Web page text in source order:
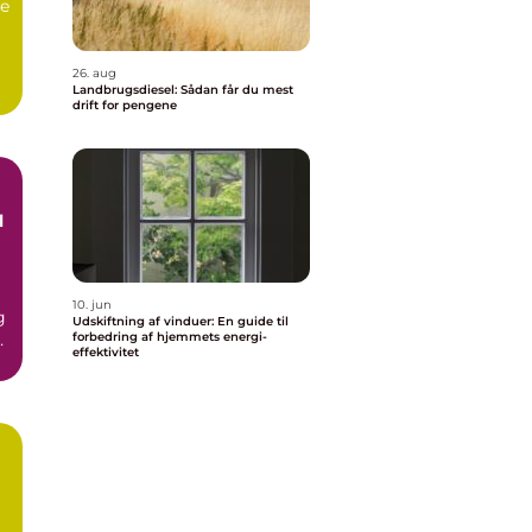
26. aug
Landbrugsdiesel: Sådan får du mest
drift for pengene
10. jun
Udskiftning af vinduer: En guide til
forbedring af hjemmets energi-
effektivitet